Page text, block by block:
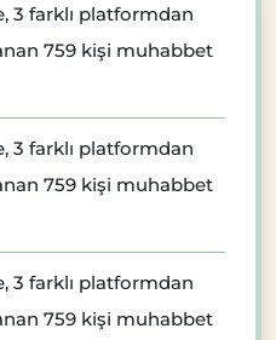
3 farklı platformdan
759 kişi muhabbet
3 farklı platformdan
759 kişi muhabbet
3 farklı platformdan
759 kişi muhabbet